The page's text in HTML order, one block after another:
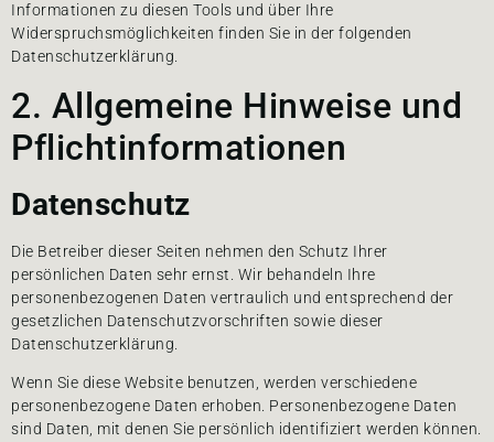
Informationen zu diesen Tools und über Ihre
Widerspruchsmöglichkeiten finden Sie in der folgenden
Datenschutzerklärung.
2. Allgemeine Hinweise und
Pflichtinformationen
Datenschutz
Die Betreiber dieser Seiten nehmen den Schutz Ihrer
persönlichen Daten sehr ernst. Wir behandeln Ihre
personenbezogenen Daten vertraulich und entsprechend der
gesetzlichen Datenschutzvorschriften sowie dieser
Datenschutzerklärung.
Wenn Sie diese Website benutzen, werden verschiedene
personenbezogene Daten erhoben. Personenbezogene Daten
sind Daten, mit denen Sie persönlich identifiziert werden können.